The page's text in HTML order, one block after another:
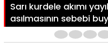
Sarı kurdele akımı
asılmasının sebebi